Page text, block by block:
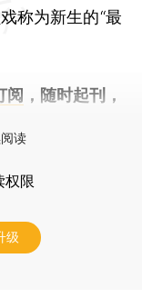
称为新生的“最
阅 ，随时起刊，
读
权限
级